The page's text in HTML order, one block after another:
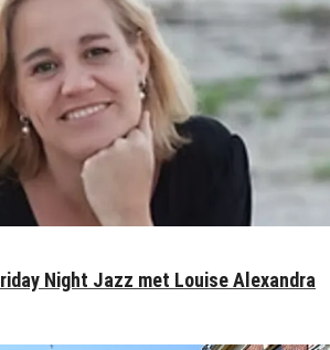
Night Jazz met Louise Alexandra